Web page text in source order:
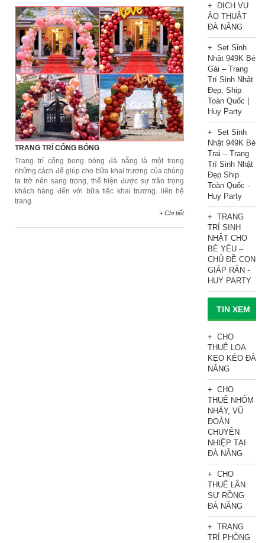
TRANG TRÍ CỔNG BÓNG
Trang trí cổng bong bóng đà nẵng là một trong
những cách để giúp cho bữa khai trương của chúng
ta trở nên sang trọng, thể hiện được sự trân trọng
khách hàng đến với bữa tiệc khai trương. liên hệ
trang
+ Chi tiết
DỊCH VỤ
ẢO THUẬT
ĐÀ NẴNG
Set Sinh
Nhật 949K Bé
Gái – Trang
Trí Sinh Nhật
Đẹp, Ship
Toàn Quốc |
Huy Party
Set Sinh
Nhật 949K Bé
Trai – Trang
Trí Sinh Nhật
Đẹp Ship
Toàn Quốc -
Huy Party
TRANG
TRÍ SINH
NHẬT CHO
BÉ YÊU –
CHỦ ĐỀ CON
GIÁP RẮN -
HUY PARTY
TIN XEM
NHIỀU
CHO
THUÊ LOA
KẸO KÉO ĐÀ
NẴNG
CHO
THUÊ NHÓM
NHẢY, VŨ
ĐOÀN
CHUYÊN
NHIỆP TẠI
ĐÀ NẴNG
CHO
THUÊ LÂN
SƯ RỒNG
ĐÀ NẴNG
TRANG
TRÍ PHÒNG